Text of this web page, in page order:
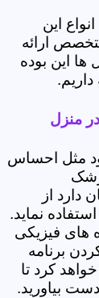
این
ارائه
این بوده
منزل
مثل احساس
دارد از
نماید.
های فیزیکی
برنامه
کرد تا
بیاورید.